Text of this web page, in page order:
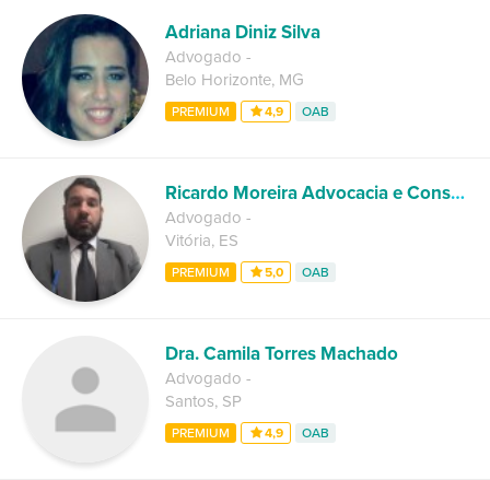
Adriana Diniz Silva
Advogado -
Belo Horizonte, MG
PREMIUM 4,9 OAB
Ricardo Moreira Advocacia e Consultoria
Advogado -
Vitória, ES
PREMIUM 5,0 OAB
Dra. Camila Torres Machado
Advogado -
Santos, SP
PREMIUM 4,9 OAB